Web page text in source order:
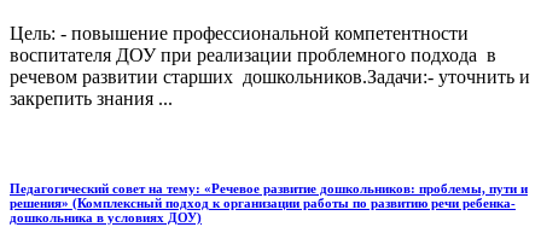
Цель: - повышение профессиональной компетентности
воспитателя ДОУ при реализации проблемного подхода в
речевом развитии старших дошкольников.Задачи:- уточнить и
закрепить знания ...
Педагогический совет на тему: «Речевое развитие дошкольников: проблемы, пути и
решения» (Комплексный подход к организации работы по развитию речи ребенка-
дошкольника в условиях ДОУ)